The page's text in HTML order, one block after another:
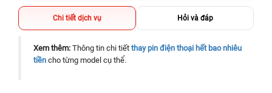
Chi tiết dịch vụ Hỏi và đáp
Xem thêm: Thông tin chi tiết thay pin điện thoại hết bao nhiêu
tiền cho từng model cụ thể.